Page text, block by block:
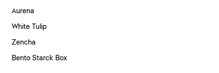
Aurena
White Tulip
Zencha
Bento Starck Box